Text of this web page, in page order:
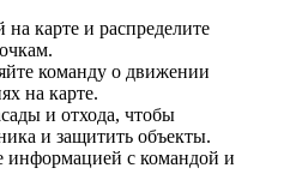
карте и распределите
команду о движении
на карте.
и отхода, чтобы
и защитить объекты.
информацией с командой и